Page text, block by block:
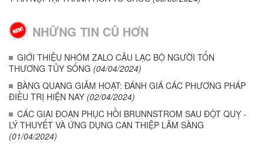
NHỮNG TIN CŨ HƠN
GIỚI THIỆU NHÓM ZALO CÂU LẠC BỘ NGƯỜI TỔN
THƯƠNG TỦY SỐNG (04/04/2024)
BÀNG QUANG GIẢM HOẠT: ĐÁNH GIÁ CÁC PHƯƠNG PHÁP
ĐIỀU TRỊ HIỆN NAY (02/04/2024)
CÁC GIAI ĐOẠN PHỤC HỒI BRUNNSTROM SAU ĐỘT QUỴ -
LÝ THUYẾT VÀ ỨNG DỤNG CAN THIỆP LÂM SÀNG
(01/04/2024)